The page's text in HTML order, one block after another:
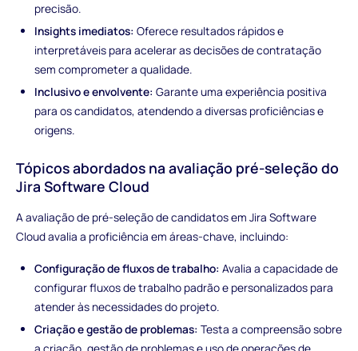
precisão.
Insights imediatos: Oferece resultados rápidos e
interpretáveis para acelerar as decisões de contratação
sem comprometer a qualidade.
Inclusivo e envolvente: Garante uma experiência positiva
para os candidatos, atendendo a diversas proficiências e
origens.
Tópicos abordados na avaliação pré-seleção do
Jira Software Cloud
A avaliação de pré-seleção de candidatos em Jira Software
Cloud avalia a proficiência em áreas-chave, incluindo:
Configuração de fluxos de trabalho: Avalia a capacidade de
configurar fluxos de trabalho padrão e personalizados para
atender às necessidades do projeto.
Criação e gestão de problemas: Testa a compreensão sobre